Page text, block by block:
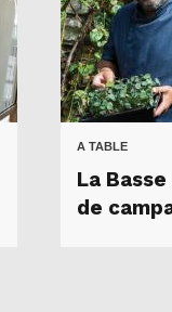
A TABLE
La
de